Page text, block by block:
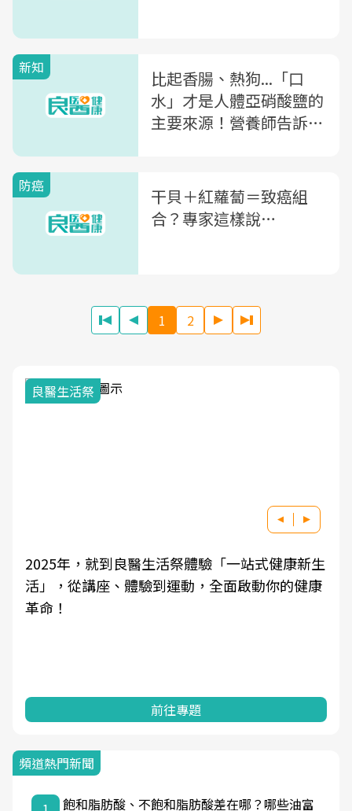
新知
比起香腸、熱狗...「口
水」才是人體亞硝酸鹽的
主要來源！營養師告訴
防癌
干貝＋紅蘿蔔＝致癌組
合？專家這樣說…
1 2
驗「一站式健康新生
，全面啟動你的健康
良醫健康網從「換季的身體
學觀點與日常感受的對話，
頻道熱門新聞
飽和脂肪酸、不飽和脂肪酸差在哪？哪些油富